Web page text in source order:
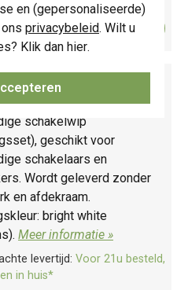
en (gepersonaliseerde)
privacybeleid. Wilt u
Klik dan hier.
+
- Bestel
bright white (111-
schakelwip
geschikt voor
schakelaars en
Wordt geleverd zonder
en afdekraam.
bright white
Meer informatie »
levertijd: Voor 21u besteld,
in huis*